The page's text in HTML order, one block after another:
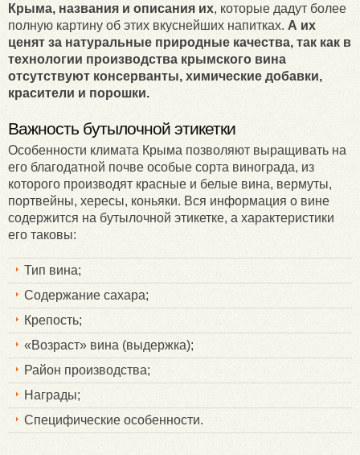
Крыма, названия и описания их, которые дадут более
полную картину об этих вкуснейших напитках. А их
ценят за натуральные природные качества, так как в
технологии производства крымского вина
отсутствуют консерванты, химические добавки,
красители и порошки.
Важность бутылочной этикетки
Особенности климата Крыма позволяют выращивать на
его благодатной почве особые сорта винограда, из
которого производят красные и белые вина, вермуты,
портвейны, хересы, коньяки. Вся информация о вине
содержится на бутылочной этикетке, а характеристики
его таковы:
Тип вина;
Содержание сахара;
Крепость;
«Возраст» вина (выдержка);
Район производства;
Награды;
Специфические особенности.